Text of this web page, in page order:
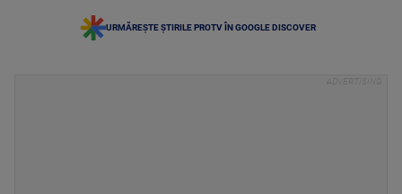
URMĂREȘTE ȘTIRILE PROTV ÎN GOOGLE DISCOVER